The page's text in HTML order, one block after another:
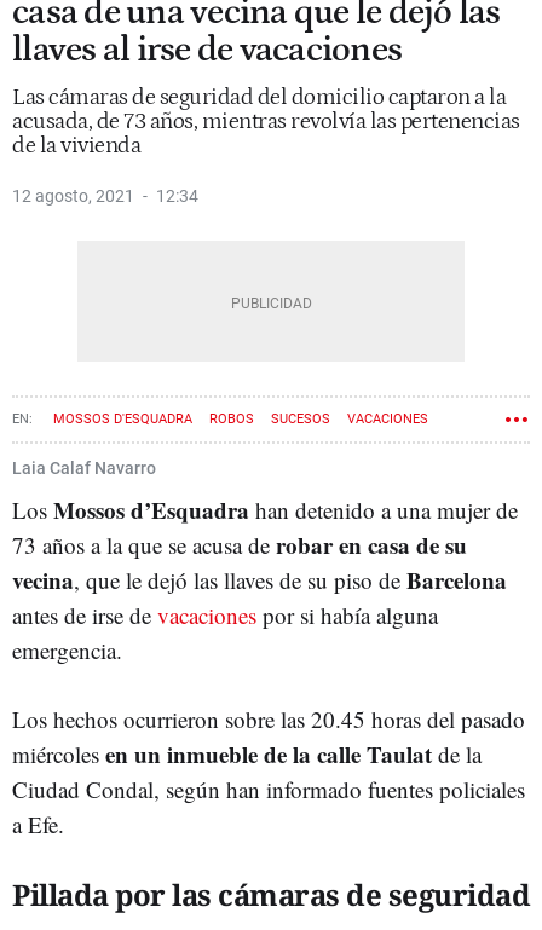
casa de una vecina que le dejó las
llaves al irse de vacaciones
Las cámaras de seguridad del domicilio captaron a la
acusada, de 73 años, mientras revolvía las pertenencias
de la vivienda
12 agosto, 2021 12:34
MOSSOS D'ESQUADRA ROBOS SUCESOS VACACIONES
VECINOS
Laia Calaf Navarro
Los Mossos d’Esquadra han detenido a una mujer de
73 años a la que se acusa de robar en casa de su
vecina, que le dejó las llaves de su piso de Barcelona
antes de irse de vacaciones por si había alguna
emergencia.
Los hechos ocurrieron sobre las 20.45 horas del pasado
miércoles en un inmueble de la calle Taulat de la
Ciudad Condal, según han informado fuentes policiales
a Efe.
Pillada por las cámaras de seguridad